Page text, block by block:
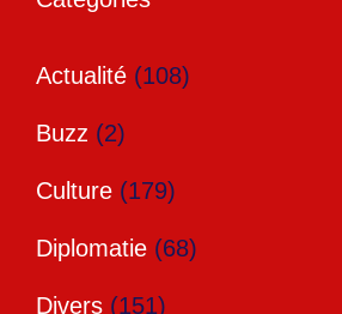
Actualité (108)
Buzz (2)
Culture (179)
Diplomatie (68)
Divers (151)